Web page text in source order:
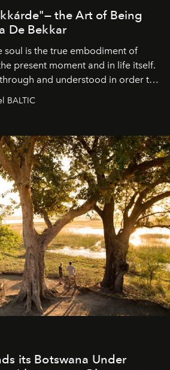
the Art of Being
De Bekkar
soul is the true embodiment of
present moment and in life itself.
and understood in order to
clarity of awareness, which not
not everyone understands
for beneath countless irresistible
beautiful hides modestly, without
perceive the real essence, one
We have named this
BALTIC
its Botswana Under